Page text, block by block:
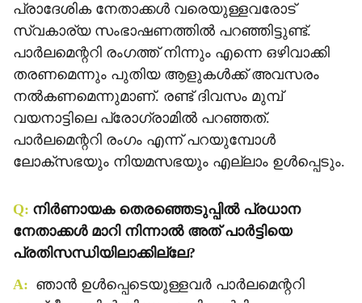
പ്രാദേശിക നേതാക്കള്‍ വരെയുള്ളവരോട്
സ്വകാര്യ സംഭാഷണത്തില്‍ പറഞ്ഞിട്ടുണ്ട്.
പാര്‍ലമെന്ററി രംഗത്ത് നിന്നും എന്നെ ഒഴിവാക്കി
തരണമെന്നും പുതിയ ആളുകള്‍ക്ക് അവസരം
നല്‍കണമെന്നുമാണ്. രണ്ട് ദിവസം മുമ്പ്
വയനാട്ടിലെ പ്രോഗ്രാമില്‍ പറഞ്ഞത്.
പാര്‍ലമെന്ററി രംഗം എന്ന് പറയുമ്പോള്‍
ലോക്‌സഭയും നിയമസഭയും എല്ലാം ഉള്‍പ്പെടും.
Q: നിര്‍ണായക തെരഞ്ഞെടുപ്പില്‍ പ്രധാന
നേതാക്കള്‍ മാറി നിന്നാല്‍ അത് പാര്‍ട്ടിയെ
പ്രതിസന്ധിയിലാക്കില്ലേ?
A: ഞാന്‍ ഉള്‍പ്പെടെയുള്ളവര്‍ പാര്‍ലമെന്ററി